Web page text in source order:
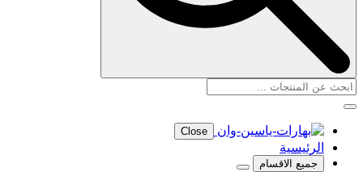
Close
الرئيسية
جميع الاقسام